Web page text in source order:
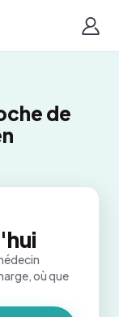
de
où que